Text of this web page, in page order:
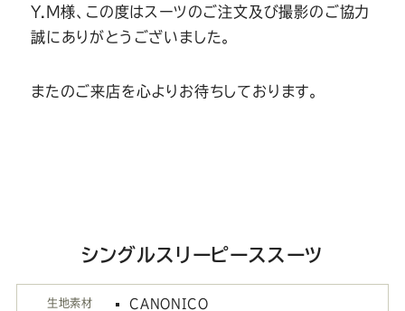
Y.M様、この度はスーツのご注文及び撮影のご協力
誠にありがとうございました。
またのご来店を心よりお待ちしております。
シングルスリーピーススーツ
生地素材
CANONICO